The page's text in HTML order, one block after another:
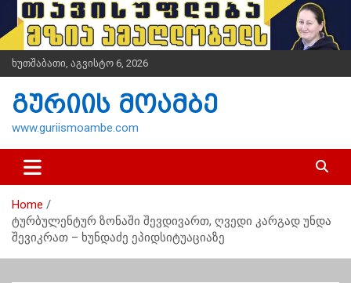
i
t
n
ხუთშაბათი, აგვისტო 6, 2026
გურიის მოამბე
www.guriismoambe.com
Home
ტურბულენტურ ზონაში შევდივართ, ღვედი კარგად უნდა
შევიკრათ – ხუნდაძე ეპიდსიტუაციაზე